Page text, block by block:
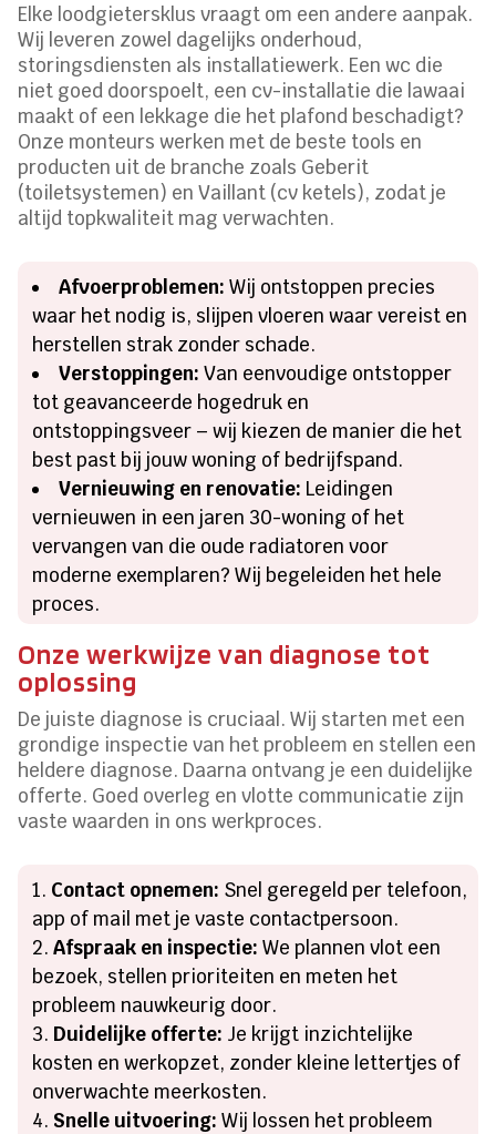
Elke loodgietersklus vraagt om een andere aanpak.
Wij leveren zowel dagelijks onderhoud,
storingsdiensten als installatiewerk. Een wc die
niet goed doorspoelt, een cv-installatie die lawaai
maakt of een lekkage die het plafond beschadigt?
Onze monteurs werken met de beste tools en
producten uit de branche zoals Geberit
(toiletsystemen) en Vaillant (cv ketels), zodat je
altijd topkwaliteit mag verwachten.
Afvoerproblemen: Wij ontstoppen precies
waar het nodig is, slijpen vloeren waar vereist en
herstellen strak zonder schade.
Verstoppingen: Van eenvoudige ontstopper
tot geavanceerde hogedruk en
ontstoppingsveer – wij kiezen de manier die het
best past bij jouw woning of bedrijfspand.
Vernieuwing en renovatie: Leidingen
vernieuwen in een jaren 30-woning of het
vervangen van die oude radiatoren voor
moderne exemplaren? Wij begeleiden het hele
proces.
Onze werkwijze van diagnose tot
oplossing
De juiste diagnose is cruciaal. Wij starten met een
grondige inspectie van het probleem en stellen een
heldere diagnose. Daarna ontvang je een duidelijke
offerte. Goed overleg en vlotte communicatie zijn
vaste waarden in ons werkproces.
Contact opnemen: Snel geregeld per telefoon,
app of mail met je vaste contactpersoon.
Afspraak en inspectie: We plannen vlot een
bezoek, stellen prioriteiten en meten het
probleem nauwkeurig door.
Duidelijke offerte: Je krijgt inzichtelijke
kosten en werkopzet, zonder kleine lettertjes of
onverwachte meerkosten.
Snelle uitvoering: Wij lossen het probleem